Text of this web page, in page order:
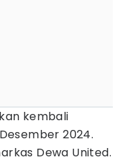
kembali
2024.
Dewa United.